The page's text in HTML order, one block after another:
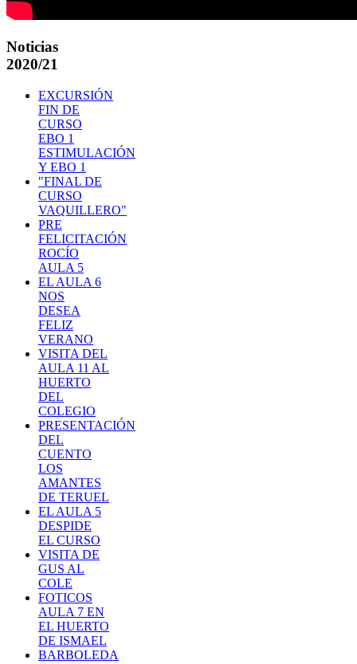
Noticias
2020/21
EXCURSIÓN
FIN DE
CURSO
EBO 1
ESTIMULACIÓN
Y EBO 1
"FINAL DE
CURSO
VAQUILLERO"
PRE
FELICITACIÓN
ROCÍO
AULA 5
EL AULA 6
NOS
DESEA
FELIZ
VERANO
VISITA DEL
AULA 11 AL
HUERTO
DEL
COLEGIO
PRESENTACIÓN
DEL
CUENTO
LOS
AMANTES
DE TERUEL
EL AULA 5
DESPIDE
EL CURSO
VISITA DE
GUS AL
COLE
FOTICOS
AULA 7 EN
EL HUERTO
DE ISMAEL
BARBOLEDA